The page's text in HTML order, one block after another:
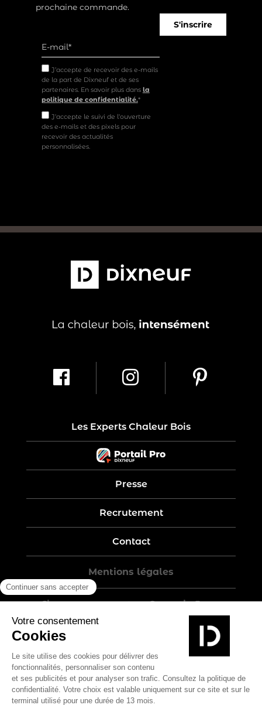
prochaine commande.
J’accepte de recevoir des e-mails
de la part de Dixneuf et de ses
partenaires. En savoir plus dans la
politique de confidentialité.*
J'accepte le suivi de l'ouverture
des e-mails et des pixels pour
recevoir des actualités
personnalisées.
S'inscrire
Les Experts Chaleur Bois
Presse
Recrutement
Contact
Mentions légales
Five-year warranty – Garantie 5 ans
Politique de confidentialité
Conditions générales de vente
Plan du site